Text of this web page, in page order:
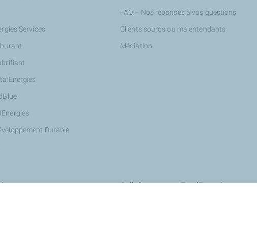
Services
Durable
FAQ – Nos réponses à vos questions
Clients sourds ou malentendants
Médiation
Collaborer avec TotalEnergies